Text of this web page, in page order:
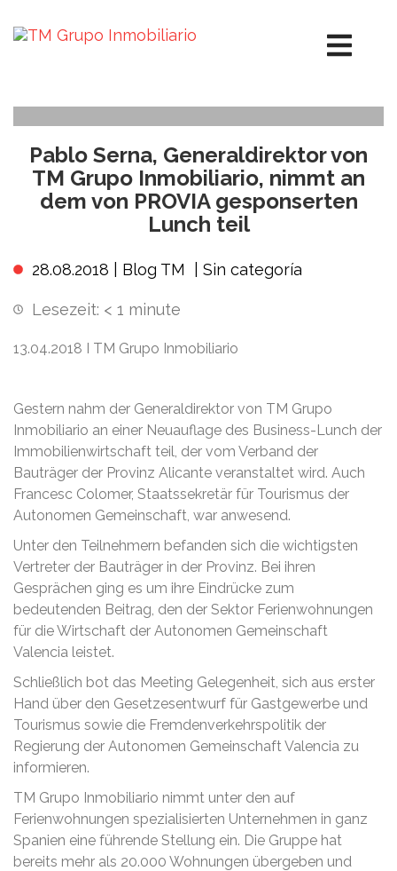
Pablo Serna, Generaldirektor von
TM Grupo Inmobiliario, nimmt an
dem von PROVIA gesponserten
Lunch teil
28.08.2018 | Blog TM Sin categoría
Lesezeit: < 1 minute
13.04.2018 I TM Grupo Inmobiliario
Gestern nahm der Generaldirektor von TM Grupo
Inmobiliario an einer Neuauflage des Business-Lunch der
Immobilienwirtschaft teil, der vom Verband der
Bauträger der Provinz Alicante veranstaltet wird. Auch
Francesc Colomer, Staatssekretär für Tourismus der
Autonomen Gemeinschaft, war anwesend.
Unter den Teilnehmern befanden sich die wichtigsten
Vertreter der Bauträger in der Provinz. Bei ihren
Gesprächen ging es um ihre Eindrücke zum
bedeutenden Beitrag, den der Sektor Ferienwohnungen
für die Wirtschaft der Autonomen Gemeinschaft
Valencia leistet.
Schließlich bot das Meeting Gelegenheit, sich aus erster
Hand über den Gesetzesentwurf für Gastgewerbe und
Tourismus sowie die Fremdenverkehrspolitik der
Regierung der Autonomen Gemeinschaft Valencia zu
informieren.
TM Grupo Inmobiliario nimmt unter den auf
Ferienwohnungen spezialisierten Unternehmen in ganz
Spanien eine führende Stellung ein. Die Gruppe hat
bereits mehr als 20.000 Wohnungen übergeben und